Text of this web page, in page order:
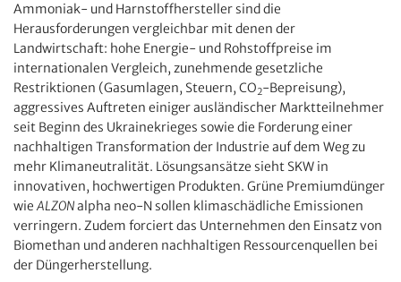
Ammoniak- und Harnstoffhersteller sind die
Herausforderungen vergleichbar mit denen der
Landwirtschaft: hohe Energie- und Rohstoffpreise im
internationalen Vergleich, zunehmende gesetzliche
Restriktionen (Gasumlagen, Steuern, CO2-Bepreisung),
aggressives Auftreten einiger ausländischer Marktteilnehmer
seit Beginn des Ukrainekrieges sowie die Forderung einer
nachhaltigen Transformation der Industrie auf dem Weg zu
mehr Klimaneutralität. Lösungsansätze sieht SKW in
innovativen, hochwertigen Produkten. Grüne Premiumdünger
wieALZONalpha neo-N sollen klimaschädliche Emissionen
verringern. Zudem forciert das Unternehmen den Einsatz von
Biomethan und anderen nachhaltigen Ressourcenquellen bei
der Düngerherstellung.